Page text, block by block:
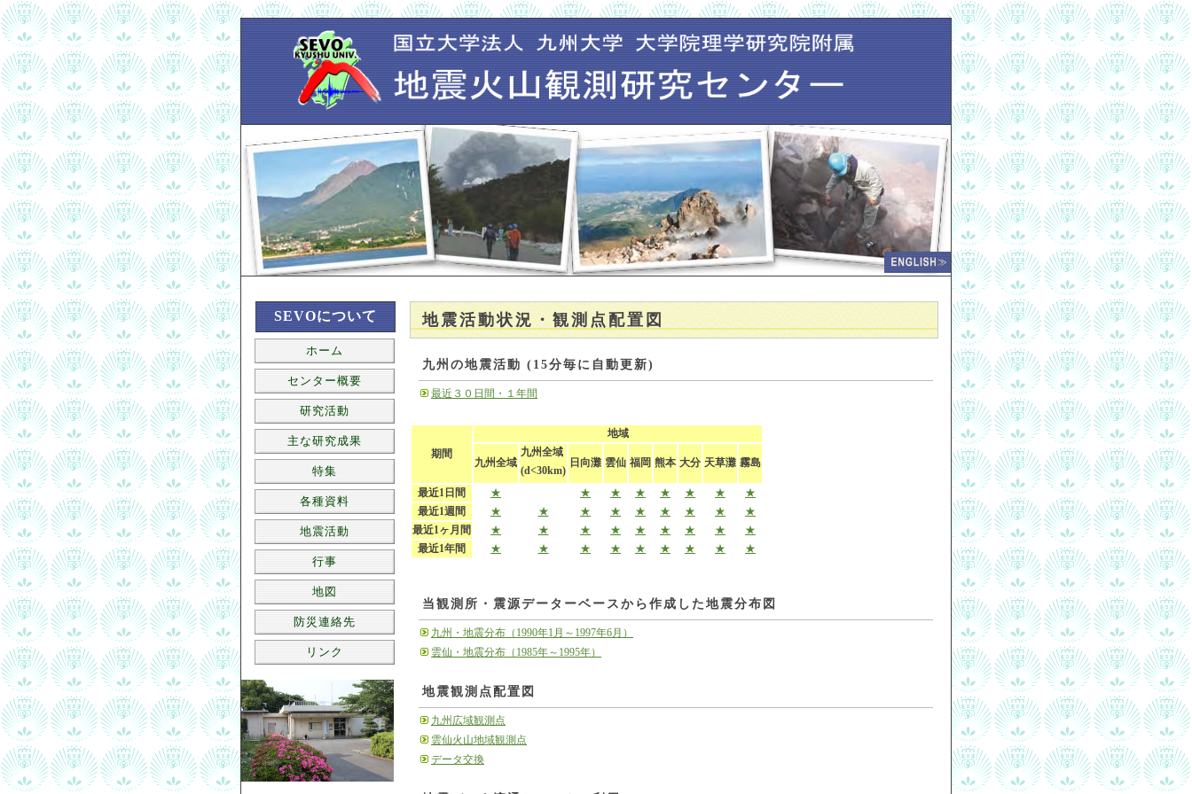
地震活動状況・観測点配置図
九州の地震活動 (15分毎に自動更新)
最近３０日間・１年間
期間
地域
九州全域
九州全域
(d<30km)
日向灘 雲仙 福岡 熊本 大分 天草灘 霧島
最近1日間 ★ ★ ★ ★ ★ ★ ★
★
最近1週間
★ ★ ★ ★ ★ ★ ★ ★
★
最近1ヶ月間
★ ★ ★ ★ ★ ★ ★ ★
★
最近1年間
★ ★ ★ ★ ★ ★ ★ ★ ★
当観測所・震源データーベースから作成した地震分布図
九州・地震分布（1990年1月～1997年6月）
雲仙・地震分布（1985年～1995年）
地震観測点配置図
九州広域観測点
雲仙火山地域観測点
データ交換
SEVOについて
ホーム
センター概要
研究活動
主な研究成果
特集
各種資料
地震活動
行事
地図
防災連絡先
リンク